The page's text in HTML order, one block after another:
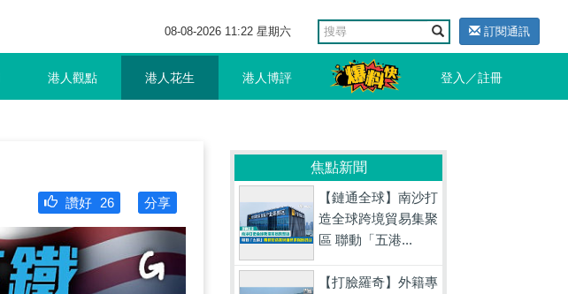
08-08-2026 11:22 星期六 訂閱通訊
港人觀點 港人花生 港人博評 登入／註冊
分享
讚好 26
焦點新聞
【鏈通全球】南沙打
造全球跨境貿易集聚
區 聯動「五港...
【打臉羅奇】外籍專